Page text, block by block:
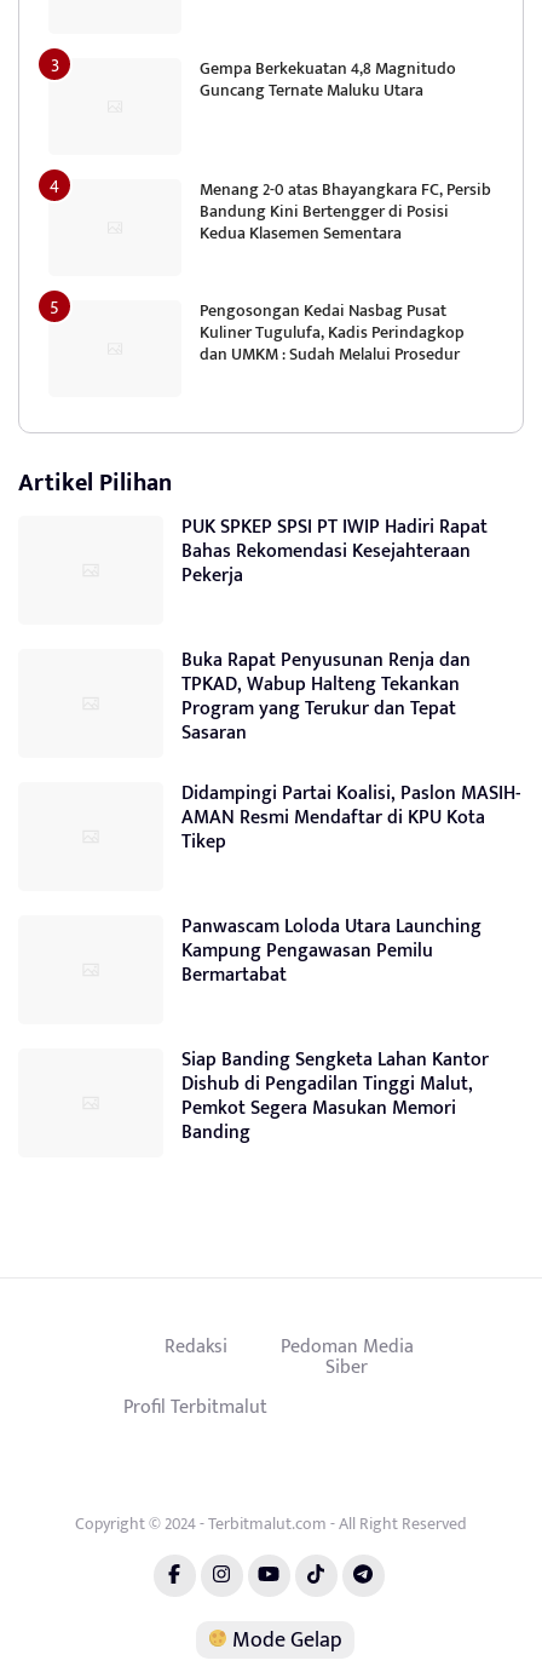
Gempa Berkekuatan 4,8 Magnitudo
Guncang Ternate Maluku Utara
Menang 2-0 atas Bhayangkara FC, Persib
Bandung Kini Bertengger di Posisi
Kedua Klasemen Sementara
Pengosongan Kedai Nasbag Pusat
Kuliner Tugulufa, Kadis Perindagkop
dan UMKM : Sudah Melalui Prosedur
Artikel Pilihan
PUK SPKEP SPSI PT IWIP Hadiri Rapat
Bahas Rekomendasi Kesejahteraan
Pekerja
Buka Rapat Penyusunan Renja dan
TPKAD, Wabup Halteng Tekankan
Program yang Terukur dan Tepat
Sasaran
Didampingi Partai Koalisi, Paslon MASIH-
AMAN Resmi Mendaftar di KPU Kota
Tikep
Panwascam Loloda Utara Launching
Kampung Pengawasan Pemilu
Bermartabat
Siap Banding Sengketa Lahan Kantor
Dishub di Pengadilan Tinggi Malut,
Pemkot Segera Masukan Memori
Banding
Redaksi Pedoman Media
Siber
Profil Terbitmalut
Copyright © 2024 - Terbitmalut.com - All Right Reserved
Mode Gelap